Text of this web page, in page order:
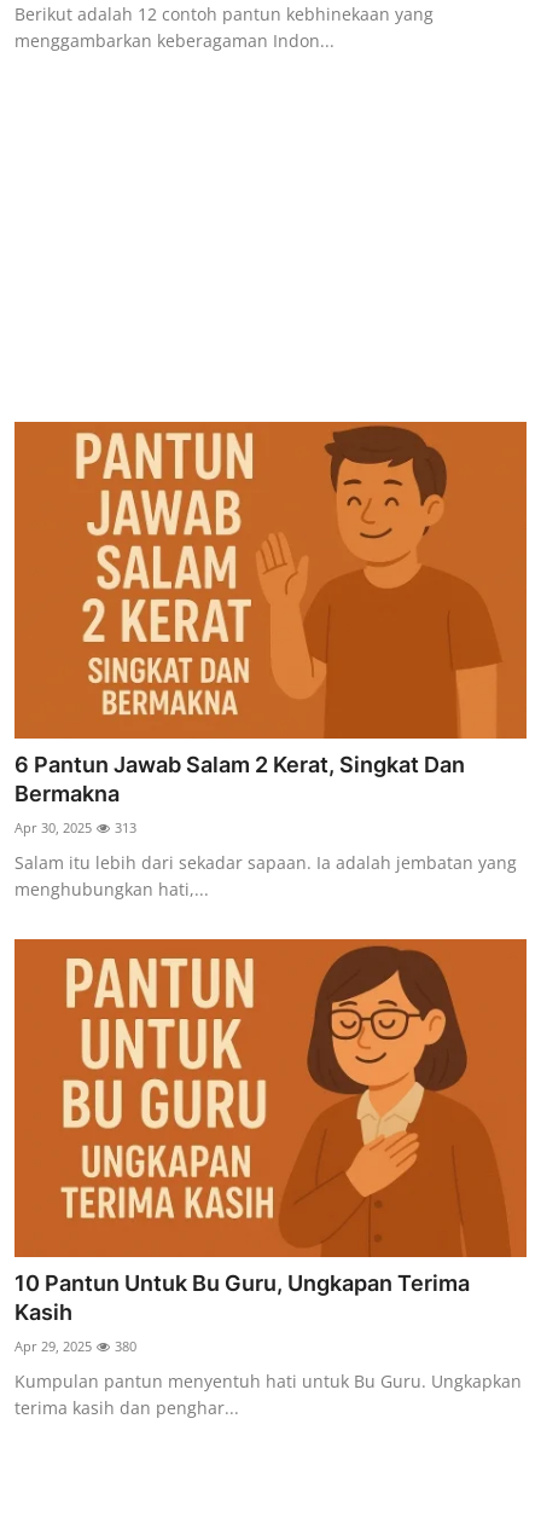
Berikut adalah 12 contoh pantun kebhinekaan yang
menggambarkan keberagaman Indon...
6 Pantun Jawab Salam 2 Kerat, Singkat Dan
Bermakna
Apr 30, 2025 313
Salam itu lebih dari sekadar sapaan. Ia adalah jembatan yang
menghubungkan hati,...
10 Pantun Untuk Bu Guru, Ungkapan Terima
Kasih
Apr 29, 2025 380
Kumpulan pantun menyentuh hati untuk Bu Guru. Ungkapkan
terima kasih dan penghar...